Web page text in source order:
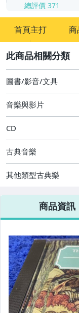
總評價 371
首頁主打 商
圖書/影音/文具
圖書/影音/文具
音樂與影片
CD
古典音樂
其他類型古典樂
商品資訊